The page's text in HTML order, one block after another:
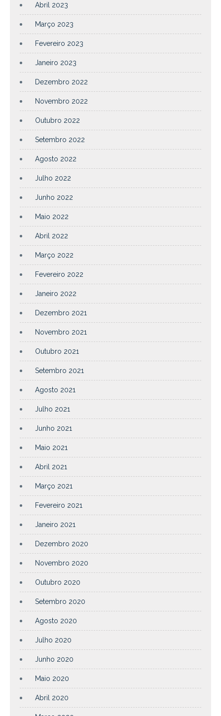
Abril 2023
Março 2023
Fevereiro 2023
Janeiro 2023
Dezembro 2022
Novembro 2022
Outubro 2022
Setembro 2022
Agosto 2022
Julho 2022
Junho 2022
Maio 2022
Abril 2022
Março 2022
Fevereiro 2022
Janeiro 2022
Dezembro 2021
Novembro 2021
Outubro 2021
Setembro 2021
Agosto 2021
Julho 2021
Junho 2021
Maio 2021
Abril 2021
Março 2021
Fevereiro 2021
Janeiro 2021
Dezembro 2020
Novembro 2020
Outubro 2020
Setembro 2020
Agosto 2020
Julho 2020
Junho 2020
Maio 2020
Abril 2020